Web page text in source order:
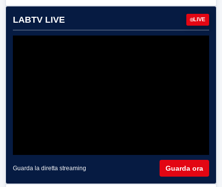
LABTV LIVE LIVE
Guarda la diretta streaming Guarda ora